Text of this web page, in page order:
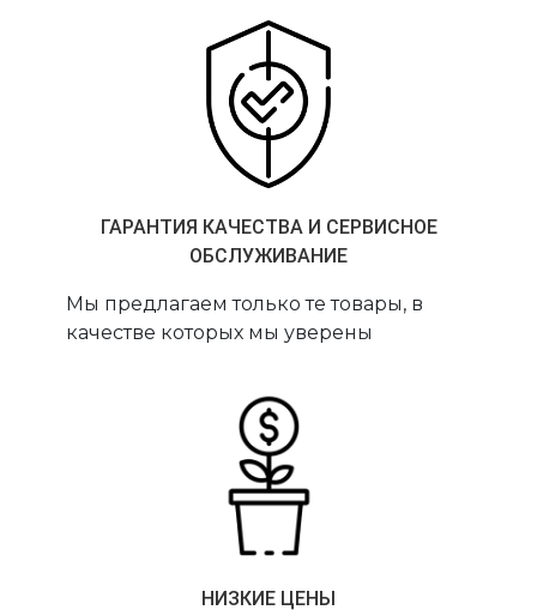
ГАРАНТИЯ КАЧЕСТВА И СЕРВИСНОЕ
ОБСЛУЖИВАНИЕ
Мы предлагаем только те товары, в
качестве которых мы уверены
НИЗКИЕ ЦЕНЫ